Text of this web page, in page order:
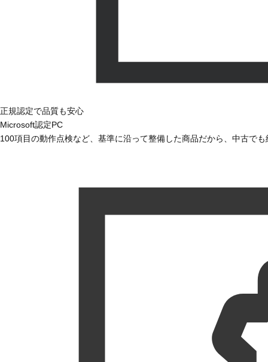
正規認定で品質も安心
Microsoft認定PC
100項目の動作点検など、基準に沿って整備した商品だから、中古で